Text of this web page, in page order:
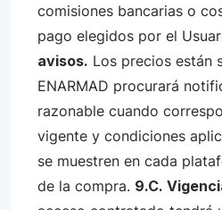
comisiones bancarias o
pago elegidos por el
avisos. Los precios están
ENARMAD procurará
razonable cuando
vigente y condiciones
se muestren en cada
de la compra. 9.C.